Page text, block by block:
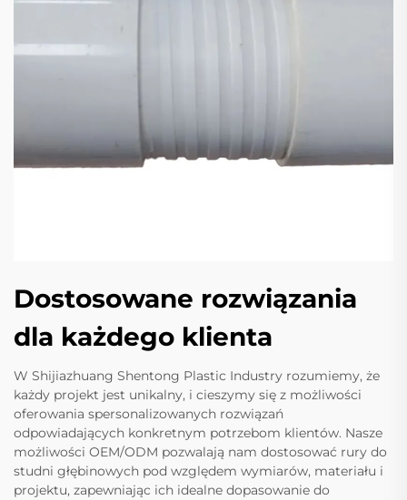
Dostosowane rozwiązania
dla każdego klienta
W Shijiazhuang Shentong Plastic Industry rozumiemy, że
każdy projekt jest unikalny, i cieszymy się z możliwości
oferowania spersonalizowanych rozwiązań
odpowiadających konkretnym potrzebom klientów. Nasze
możliwości OEM/ODM pozwalają nam dostosować rury do
studni głębinowych pod względem wymiarów, materiału i
projektu, zapewniając ich idealne dopasowanie do